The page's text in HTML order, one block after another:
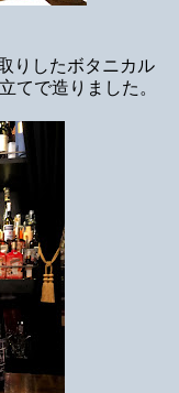
りしたボタニカル
てで造りました。